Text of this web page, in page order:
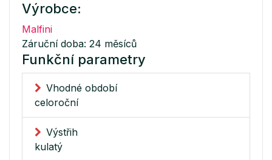
Výrobce:
Malfini
Záruční doba: 24 měsíců
Funkční parametry
Vhodné období
celoroční
Výstřih
kulatý